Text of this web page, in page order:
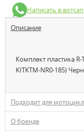
Написать в вотсап
Описание
Комплект пластика R-
KITKTM-NR0-185)
Подходит для
О бренде